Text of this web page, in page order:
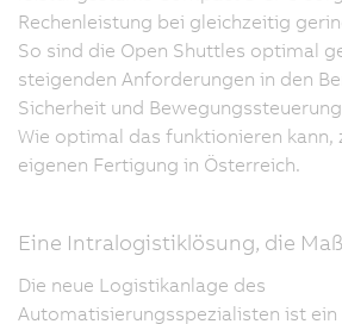
Rechenleistung bei gleichzeitig
So sind die Open Shuttles optimal
steigenden Anforderungen in den
Sicherheit und
Wie optimal das funktionieren kann,
eigenen Fertigung in Österreich.
Eine Intralogistiklösung, die
Die neue Logistikanlage des
Automatisierungsspezialisten ist